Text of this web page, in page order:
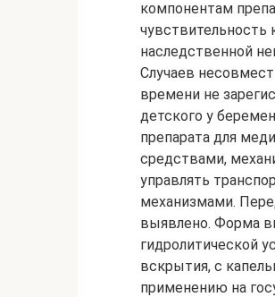
компонентам
чувствительность
наследственной
Случаев
времени не
детского у
препарата для
средствами,
управлять
механизмами.
выявлено. Форма
гидролитической
вскрытия, с
применению на